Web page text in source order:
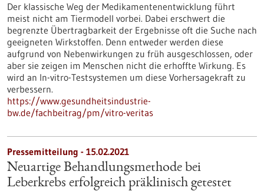
Der klassische Weg der Medikamentenentwicklung führt
meist nicht am Tiermodell vorbei. Dabei erschwert die
begrenzte Übertragbarkeit der Ergebnisse oft die Suche nach
geeigneten Wirkstoffen. Denn entweder werden diese
aufgrund von Nebenwirkungen zu früh ausgeschlossen, oder
aber sie zeigen im Menschen nicht die erhoffte Wirkung. Es
wird an In-vitro-Testsystemen um diese Vorhersagekraft zu
verbessern.
https://www.gesundheitsindustrie-
bw.de/fachbeitrag/pm/vitro-veritas
Pressemitteilung - 15.02.2021
Neuartige Behandlungsmethode bei
Leberkrebs erfolgreich präklinisch getestet